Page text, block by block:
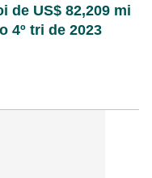
de US$ 82,209 mi
4º tri de 2023